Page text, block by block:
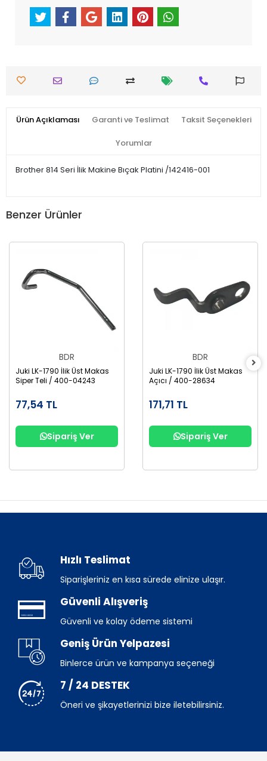
Ürün Açıklaması Garanti ve Teslimat Taksit Seçenekleri
Yorumlar
Brother 814 Seri İlik Makine Bıçak Platini /142416-001
Benzer Ürünler
BDR
Juki LK-1790 İlik Üst Makas
Siper Teli / 400-04243
77,54 TL
Sipariş Ver
BDR
Juki LK-1790 İlik Üst Makas
Açıcı / 400-28634
171,71 TL
Sipariş Ver
Hızlı Teslimat
Siparişleriniz en kısa sürede elinize ulaşır.
Güvenli Alışveriş
Güvenli ve kolay ödeme sistemi
Geniş Ürün Yelpazesi
Binlerce ürün ve kampanya seçeneği
7 / 24 DESTEK
Öneri ve şikayetlerinizi bize iletebilirsiniz.